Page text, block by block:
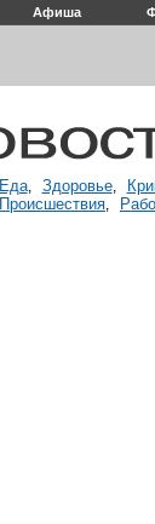
Афиша
Еда, Здоровье,
Происшествия,